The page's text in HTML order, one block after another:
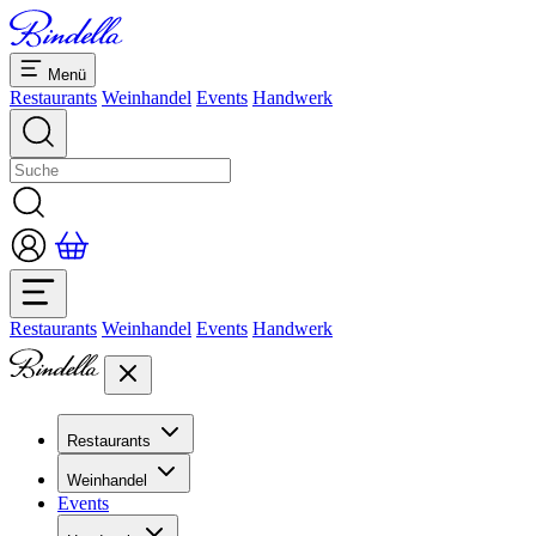
Menü
Restaurants Weinhandel Events Handwerk
Restaurants Weinhandel Events Handwerk
Restaurants
Übersicht Restaurants
Bankette & Events
Dolcezze
Weinhandel
Übersicht
Events